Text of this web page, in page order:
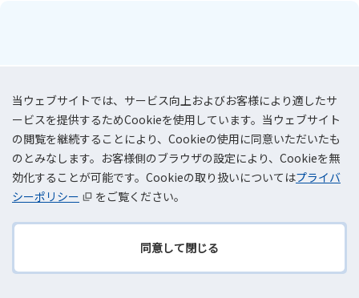
当ウェブサイトでは、サービス向上およびお客様により適したサ
ービスを提供するためCookieを使用しています。当ウェブサイト
の閲覧を継続することにより、Cookieの使用に同意いただいたも
のとみなします。お客様側のブラウザの設定により、Cookieを無
効化することが可能です。Cookieの取り扱いについてはプライバ
シーポリシー
をご覧ください。
同意して閉じる
戻る